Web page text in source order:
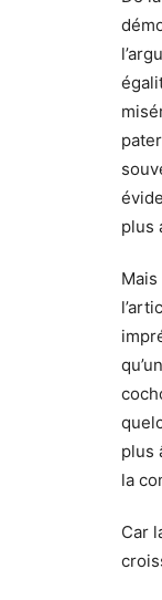
plus
plus
la
Car